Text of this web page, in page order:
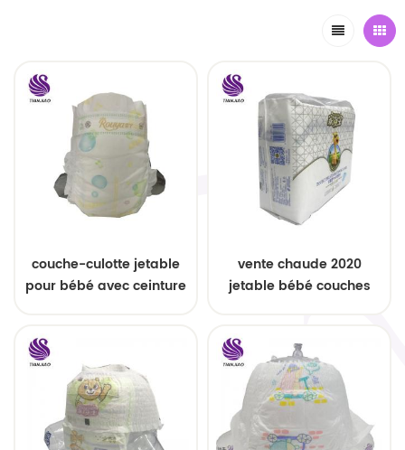
couche-culotte jetable
pour bébé avec ceinture
vente chaude 2020
jetable bébé couches